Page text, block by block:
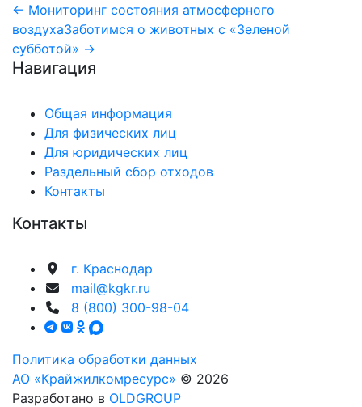
← Мониторинг состояния атмосферного
воздухаЗаботимся о животных с «Зеленой
субботой» →
Навигация
Общая информация
Для физических лиц
Для юридических лиц
Раздельный сбор отходов
Контакты
Контакты
г. Краснодар
mail@kgkr.ru
8 (800) 300-98-04
Политика обработки данных
АО «Крайжилкомресурс» © 2026
Разработано в OLDGROUP